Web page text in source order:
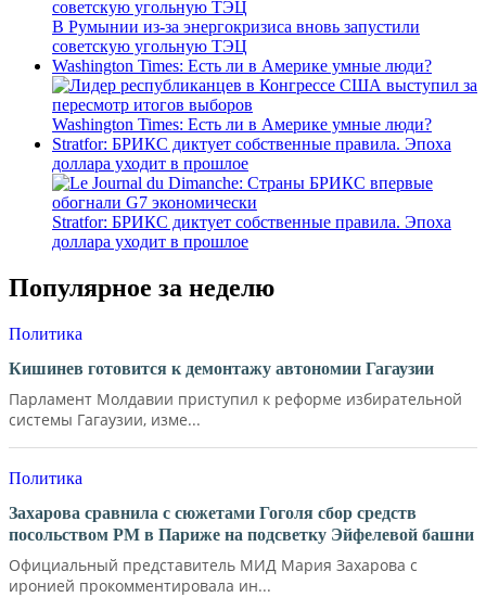
В Румынии из-за энергокризиса вновь запустили
советскую угольную ТЭЦ
Washington Times: Есть ли в Америке умные люди?
Washington Times: Есть ли в Америке умные люди?
Stratfor: БРИКС диктует собственные правила. Эпоха
доллара уходит в прошлое
Stratfor: БРИКС диктует собственные правила. Эпоха
доллара уходит в прошлое
Популярное за неделю
Политика
Кишинев готовится к демонтажу автономии Гагаузии
Парламент Молдавии приступил к реформе избирательной
системы Гагаузии, изме...
Политика
Захарова сравнила с сюжетами Гоголя сбор средств
посольством РМ в Париже на подсветку Эйфелевой башни
Официальный представитель МИД Мария Захарова с
иронией прокомментировала ин...